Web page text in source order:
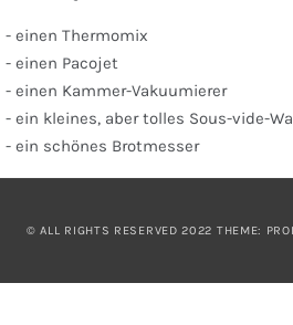
- einen Thermomix
- einen Pacojet
- einen Kammer-Vakuumierer
- ein kleines, aber tolles Sous-vide-
- ein schönes Brotmesser
© ALL RIGHTS RESERVED 2022 THEME: